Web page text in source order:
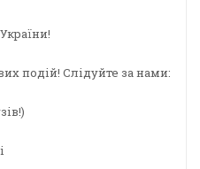
подій! Слідуйте за нами: